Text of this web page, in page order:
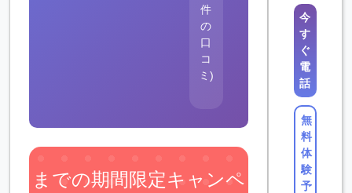
件
の
口
コ
ミ)
までの期間限定キャンペ
今
す
ぐ
電
話
無
料
体
験
予